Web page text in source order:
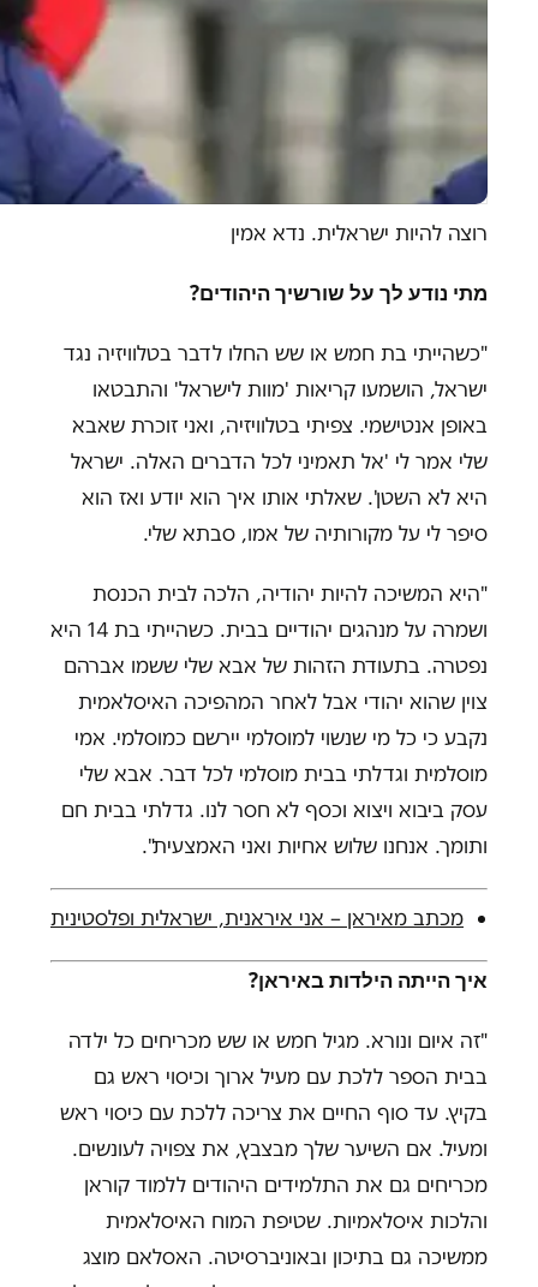
רוצה להיות ישראלית. נדא אמין
מתי נודע לך על שורשיך היהודים?
"כשהייתי בת חמש או שש החלו לדבר בטלוויזיה נגד
ישראל, הושמעו קריאות 'מוות לישראל' והתבטאו
באופן אנטישמי. צפיתי בטלוויזיה, ואני זוכרת שאבא
שלי אמר לי 'אל תאמיני לכל הדברים האלה. ישראל
היא לא השטן'. שאלתי אותו איך הוא יודע ואז הוא
סיפר לי על מקורותיה של אמו, סבתא שלי.
"היא המשיכה להיות יהודיה, הלכה לבית הכנסת
ושמרה על מנהגים יהודיים בבית. כשהייתי בת 14 היא
נפטרה. בתעודת הזהות של אבא שלי ששמו אברהם
צוין שהוא יהודי אבל לאחר המהפיכה האיסלאמית
נקבע כי כל מי שנשוי למוסלמי יירשם כמוסלמי. אמי
מוסלמית וגדלתי בבית מוסלמי לכל דבר. אבא שלי
עסק ביבוא ויצוא וכסף לא חסר לנו. גדלתי בבית חם
ותומך. אנחנו שלוש אחיות ואני האמצעית".
מכתב מאיראן – אני איראנית, ישראלית ופלסטינית
איך הייתה הילדות באיראן?
"זה איום ונורא. מגיל חמש או שש מכריחים כל ילדה
בבית הספר ללכת עם מעיל ארוך וכיסוי ראש גם
בקיץ. עד סוף החיים את צריכה ללכת עם כיסוי ראש
ומעיל. אם השיער שלך מבצבץ, את צפויה לעונשים.
מכריחים גם את התלמידים היהודים ללמוד קוראן
והלכות איסלאמיות. שטיפת המוח האיסלאמית
ממשיכה גם בתיכון ובאוניברסיטה. האסלאם מוצג